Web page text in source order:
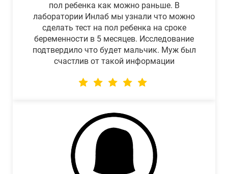
пол ребенка как можно раньше. В
лаборатории Инлаб мы узнали что можно
сделать тест на пол ребенка на сроке
беременности в 5 месяцев. Исследование
подтвердило что будет мальчик. Муж был
счастлив от такой информации